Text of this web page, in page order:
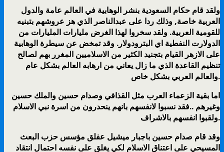
العربية خاصة, وذلك ردا على عبدالناصر الذي هز عروشهم بتبنيه
للقومية العربية. ولقد سخروا لهذا الغرض مليارات المليارات من
الدولارت النفطية اي البترودولار. وقد تمخض عن سيطرة الوهابية
على الازهر القيام بتجنيد الكثير من الاسلاميين المغرر بهم لصالح
تنظيم القاعدة الذي ما زال يعاني من ارهابه العالم بشكل عام
والعالم العربي بشكل خاص.
اما بقية الزعماء العرب مثل القذافي وصدام حسين والملك حسين
وغيرهم ..فقد نسبوا لانفسهم بانهم ينحدرون من اسرة نبي الاسلام
ولقبوا انفسهم بالاشراف.
المسيحي على اعتناق الاسلام لكي يغلق على نفسه احتمال انتقاد